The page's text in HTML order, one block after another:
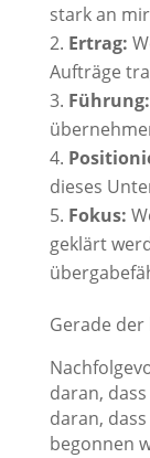
stark an
Ertrag:
Aufträge
Führung:
dieses
Fokus:
geklärt
Gerade
daran,
daran,
begonnen